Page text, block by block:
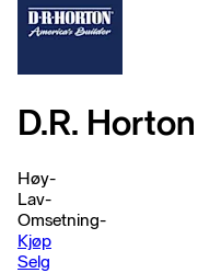
D.R. Horton
Høy-
Lav-
Omsetning-
Kjøp
Selg